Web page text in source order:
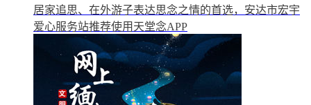
居家追思、在外游子表达思念之情的首选，安达市宏宇
爱心服务站推荐使用天堂念APP